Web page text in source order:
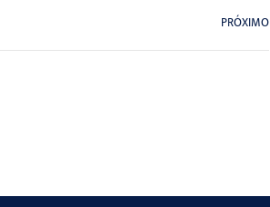
PRÓXIMO